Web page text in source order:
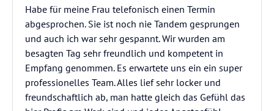
Habe für meine Frau telefonisch einen Termin
abgesprochen. Sie ist noch nie Tandem gesprungen
und auch ich war sehr gespannt. Wir wurden am
besagten Tag sehr freundlich und kompetent in
Empfang genommen. Es erwartete uns ein ein super
professionelles Team. Alles lief sehr locker und
freundschaftlich ab, man hatte gleich das Gefühl das